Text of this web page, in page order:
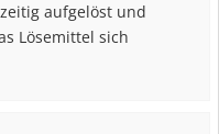
aufgelöst und
Lösemittel sich